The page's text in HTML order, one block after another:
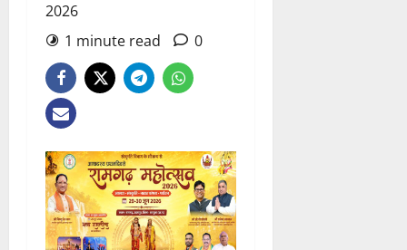
2026
1 minute read
0